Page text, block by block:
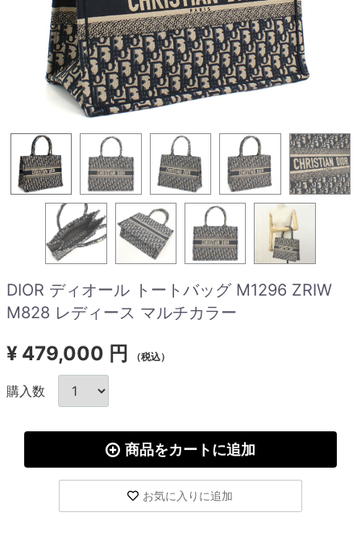
DIOR ディオール トートバッグ M1296 ZRIW
M828 レディース マルチカラー
¥ 479,000 円 （税込）
購入数
商品をカートに追加
お気に入りに追加